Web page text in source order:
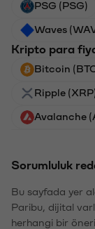
PSG (PSG)
Waves
Kripto para
Bitcoin
Ripple
Avalanche
Sorumluluk
Bu sayfada yer
Paribu, dijital
herhangi bir